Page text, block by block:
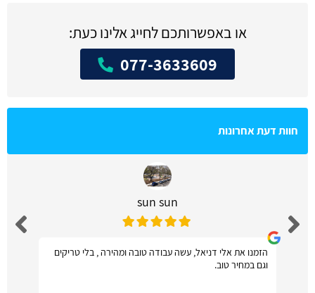
או באפשרותכם לחייג אלינו כעת:
077-3633609
חוות דעת אחרונות
sun sun
הזמנו את אלי דניאל, עשה עבודה טובה ומהירה , בלי טריקים
וגם במחיר טוב.